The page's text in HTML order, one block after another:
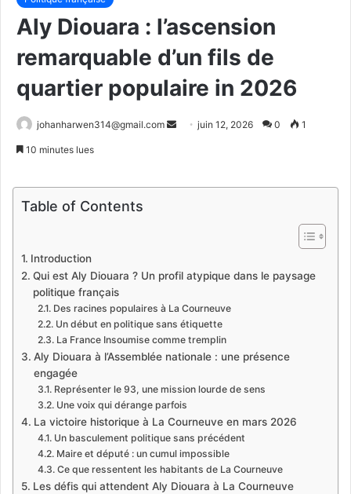
Aly Diouara : l’ascension
remarquable d’un fils de
quartier populaire in 2026
johanharwen314@gmail.com
Envoyerjuin 12, 2026 0 1
10 minutes lues
Table of Contents
Introduction
Qui est Aly Diouara ? Un profil atypique dans le paysage
politique français
Des racines populaires à La Courneuve
Un début en politique sans étiquette
La France Insoumise comme tremplin
Aly Diouara à l’Assemblée nationale : une présence
engagée
Représenter le 93, une mission lourde de sens
Une voix qui dérange parfois
La victoire historique à La Courneuve en mars 2026
Un basculement politique sans précédent
Maire et député : un cumul impossible
Ce que ressentent les habitants de La Courneuve
Les défis qui attendent Aly Diouara à La Courneuve